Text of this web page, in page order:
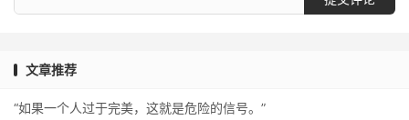
文章推荐
“如果一个人过于完美，这就是危险的信号。”